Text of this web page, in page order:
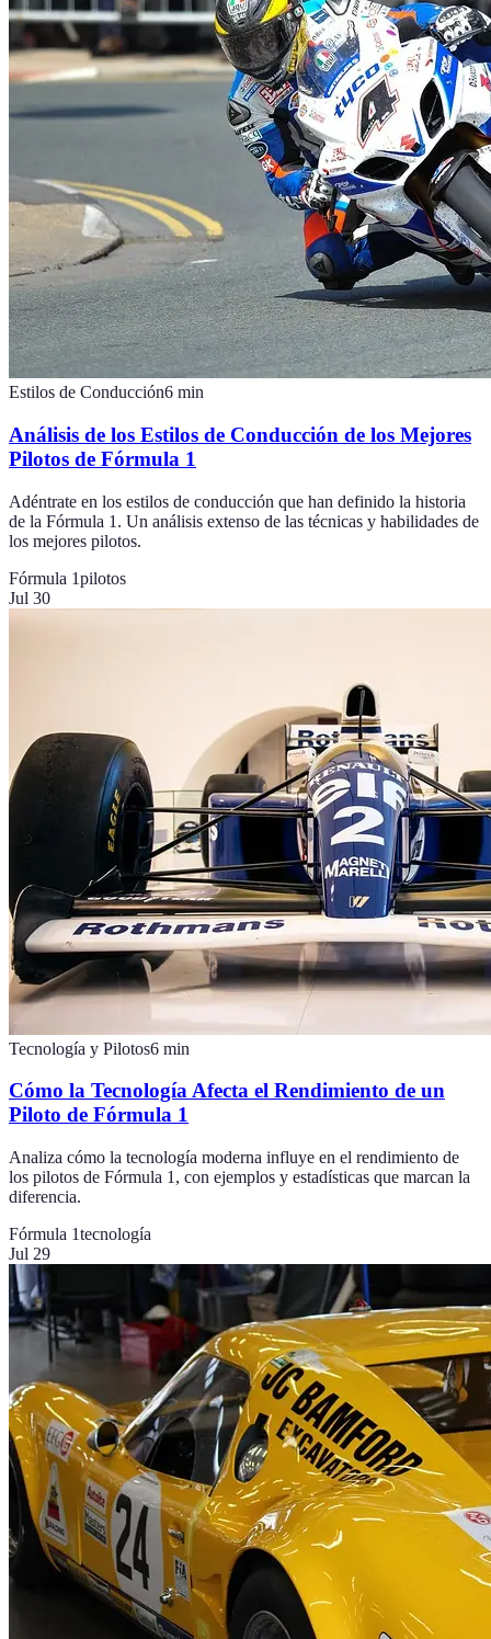
Estilos de Conducción6 min
Análisis de los Estilos de Conducción de los Mejores
Pilotos de Fórmula 1
Adéntrate en los estilos de conducción que han definido la historia
de la Fórmula 1. Un análisis extenso de las técnicas y habilidades de
los mejores pilotos.
Fórmula 1pilotos
Jul 30
Tecnología y Pilotos6 min
Cómo la Tecnología Afecta el Rendimiento de un
Piloto de Fórmula 1
Analiza cómo la tecnología moderna influye en el rendimiento de
los pilotos de Fórmula 1, con ejemplos y estadísticas que marcan la
diferencia.
Fórmula 1tecnología
Jul 29